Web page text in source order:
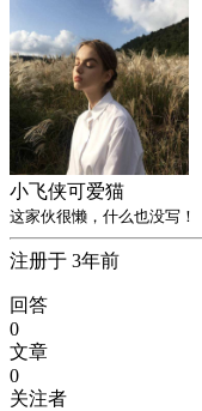
小飞侠可爱猫
这家伙很懒，什么也没写！
注册于 3年前
回答
0
文章
0
关注者